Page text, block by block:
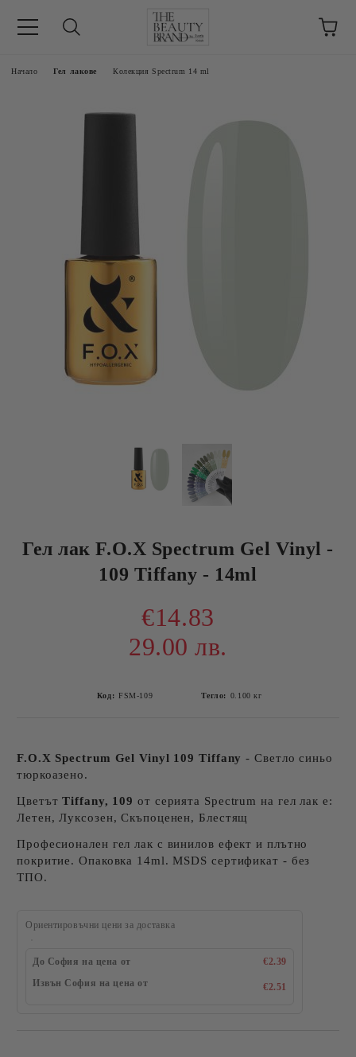
Начало Гел лакове Колекция Spectrum 14 ml
Гел лак F.O.X Spectrum Gel Vinyl -
109 Tiffany - 14ml
€14.83
29.00 лв.
Код: FSM-109 Тегло: 0.100 кг
F.O.X Spectrum Gel Vinyl 109 Tiffany - Светло синьо
тюркоазено.
ЦветътTiffany, 109 от серията Spectrum на гел лак е:
Летен, Луксозен, Скъпоценен, Блестящ
Професионален гел лак с винилов ефект и плътно
покритие. Опаковка 14ml. MSDS сертификат - без
ТПО.
Ориентировъчни цени за доставка
До София на цена от
€2.39
Извън София на цена от
€2.51